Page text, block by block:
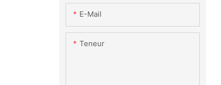
E-Mail
Teneur